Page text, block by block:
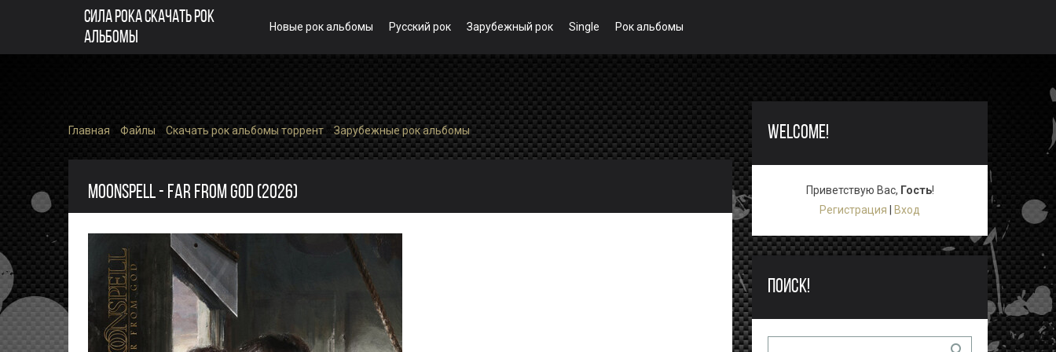
СИЛА РОКА СКАЧАТЬ РОК
АЛЬБОМЫ
Новые рок альбомы Русский рок Зарубежный рок Single Рок альбомы
Главная Файлы Скачать рок альбомы торрент»Зарубежные рок альбомы
MOONSPELL - FAR FROM GOD (2026)
WELCOME!
Приветствую Вас, Гость!
Регистрация
Вход
ПОИСК!